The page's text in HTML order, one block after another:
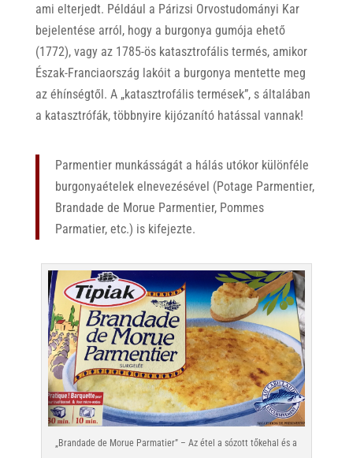
ami elterjedt. Például a Párizsi Orvostudományi Kar
bejelentése arról, hogy a burgonya gumója ehető
(1772), vagy az 1785-ös katasztrofális termés, amikor
Észak-Franciaország lakóit a burgonya mentette meg
az éhínségtől. A „katasztrofális termések”, s általában
a katasztrófák, többnyire kijózanító hatással vannak!
Parmentier munkásságát a hálás utókor különféle
burgonyaételek elnevezésével (Potage Parmentier,
Brandade de Morue Parmentier, Pommes
Parmatier, etc.) is kifejezte.
„Brandade de Morue Parmatier” – Az étel a sózott tőkehal és a